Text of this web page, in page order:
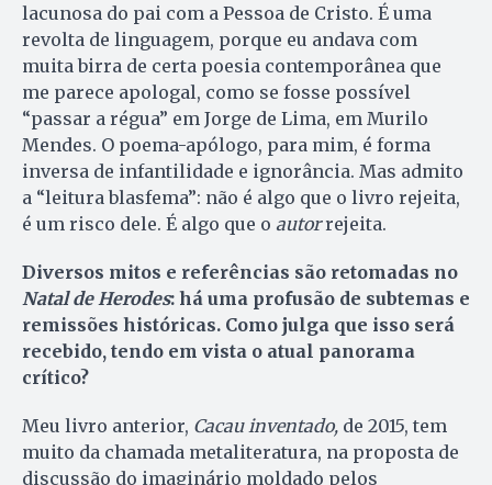
lacunosa do pai com a Pessoa de Cristo. É uma
revolta de linguagem, porque eu andava com
muita birra de certa poesia contemporânea que
me parece apologal, como se fosse possível
“passar a régua” em Jorge de Lima, em Murilo
Mendes. O poema-apólogo, para mim, é forma
inversa de infantilidade e ignorância. Mas admito
a “leitura blasfema”: não é algo que o livro rejeita,
é um risco dele. É algo que o autorrejeita.
Diversos mitos e referências são retomadas no
Natal de Herodes: há uma profusão de subtemas e
remissões históricas. Como julga que isso será
recebido, tendo em vista o atual panorama
crítico?
Meu livro anterior, Cacau inventado, de 2015, tem
muito da chamada metaliteratura, na proposta de
discussão do imaginário moldado pelos